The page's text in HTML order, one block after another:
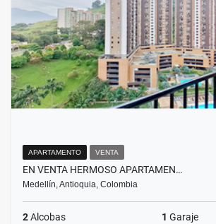
APARTAMENTO VENTA
EN VENTA HERMOSO APARTAMEN…
Medellín, Antioquia, Colombia
2Alcobas 1 Garaje